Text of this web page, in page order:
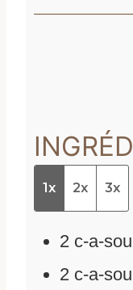
n
s
1x 2x 3x
2 c-a-
2 c-a-